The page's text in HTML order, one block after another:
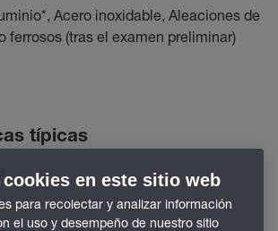
Acero inoxidable, Aleaciones de
ferrosos (tras el examen preliminar)
típicas
en este sitio web
para recolectar y analizar información
el uso y desempeño de nuestro sitio